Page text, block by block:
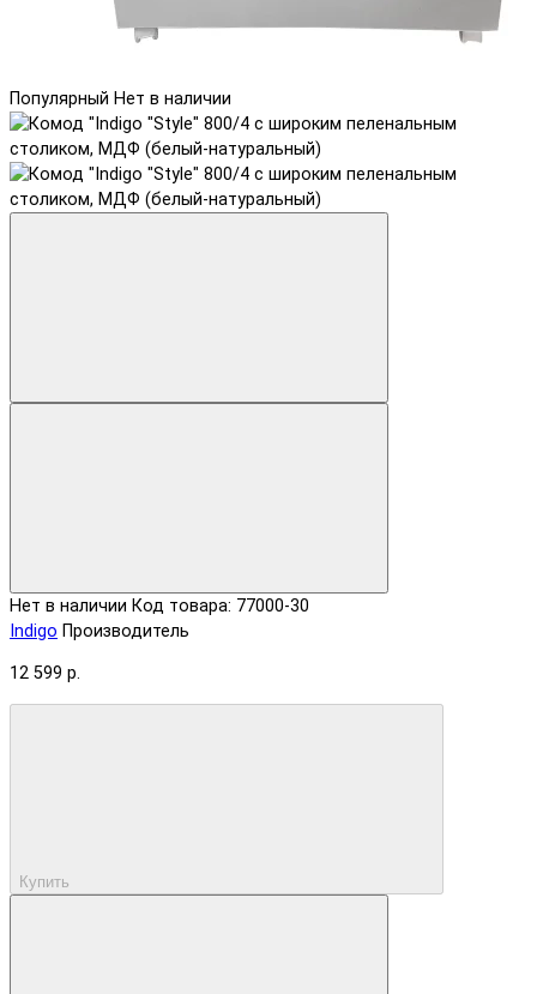
Популярный Нет в наличии
Нет в наличии Код товара: 77000-30
Indigo Производитель
12 599 р.
Купить